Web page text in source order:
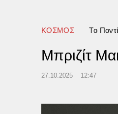
ΚΟΣΜΟΣ Tο
Μπριζίτ
27.10.2025 12:47